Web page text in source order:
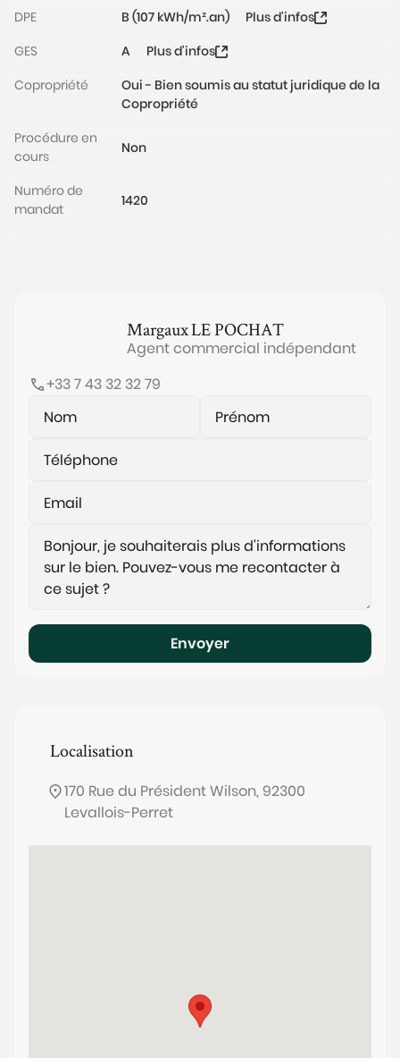
commerces, ses espaces verts et ses installations
sportives le long des quais de Seine, ainsi que pour
ligne 3 (station Pont de Levallois - Bécon) et la ligne
L (Gare de Clichy Levallois).
Les informations sur les risques auxquels ce bien est
exposé sont disponibles sur le site
DPE
B (107 kWh/m².an)
Plus d'infos
GES
A
Plus d'infos
Copropriété
Oui - Bien soumis au statut juridique de la
Copropriété
Procédure en
cours
Non
Numéro de
mandat
1420
MargauxLE POCHAT
Agent commercial indépendant
+33 7 43 32 32 79
Envoyer
Localisation
170 Rue du Président Wilson, 92300
Levallois-Perret